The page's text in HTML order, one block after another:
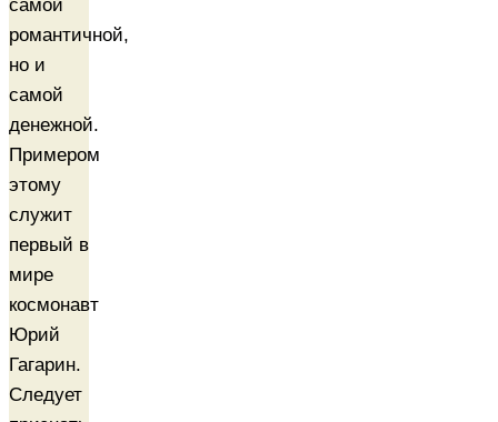
самой
романтичной,
но и
самой
денежной.
Примером
этому
служит
первый в
мире
космонавт
Юрий
Гагарин.
Следует